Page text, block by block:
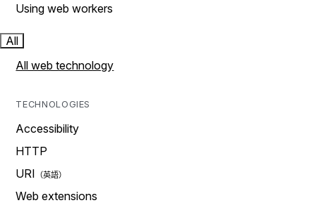
Using web workers
All
All web technology
TECHNOLOGIES
Accessibility
HTTP
URI
Web extensions